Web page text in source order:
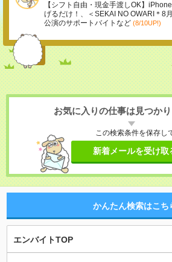
【シフト自由・現金手渡しOK】
げるだけ！、＜SEKAI NO OWARI＊8
公演のサポートバイトなど (8/10UP!)
お気に入りの仕事は見つか
この検索条件を保存し
新着メールを受け取
かんたん検索はこち
エンバイトTOP